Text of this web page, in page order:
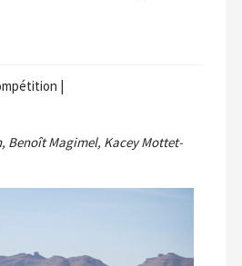
|
Benoît Magimel, Kacey Mottet-